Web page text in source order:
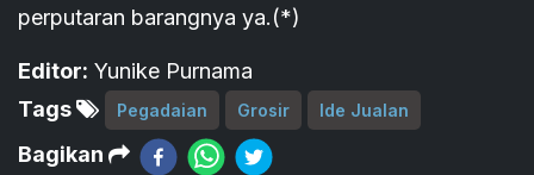
perputaran barangnya ya.(*)
Editor: Yunike Purnama
Tags
Pegadaian Grosir Ide Jualan
Bagikan